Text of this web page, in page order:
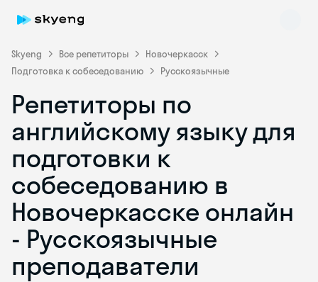
Skyeng Все репетиторы
Новочеркасск
Подготовка к собеседованию
Русскоязычные
Репетиторы по
английскому языку для
подготовки к
собеседованию в
Новочеркасске онлайн
- Русскоязычные
преподаватели
Skyeng Chat